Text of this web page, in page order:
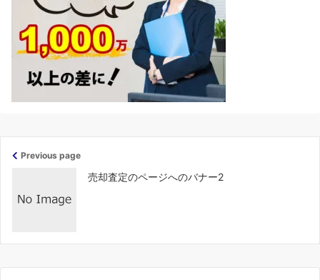
Previous page
売却査定のページへのバナー2